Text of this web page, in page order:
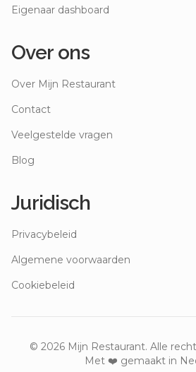
Eigenaar dashboard
Over ons
Over Mijn Restaurant
Contact
Veelgestelde vragen
Blog
Juridisch
Privacybeleid
Algemene voorwaarden
Cookiebeleid
© 2026Mijn Restaurant. Alle
Met ❤️ gemaakt in